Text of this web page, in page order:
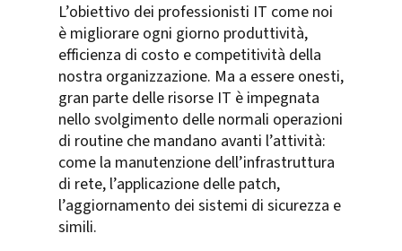
L’obiettivo dei professionisti IT come noi
è migliorare ogni giorno produttività,
efficienza di costo e competitività della
nostra organizzazione. Ma a essere onesti,
gran parte delle risorse IT è impegnata
nello svolgimento delle normali operazioni
di routine che mandano avanti l’attività:
come la manutenzione dell’infrastruttura
di rete, l’applicazione delle patch,
l’aggiornamento dei sistemi di sicurezza e
simili.